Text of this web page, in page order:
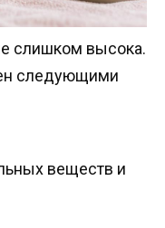
слишком высока.
следующими
веществ и